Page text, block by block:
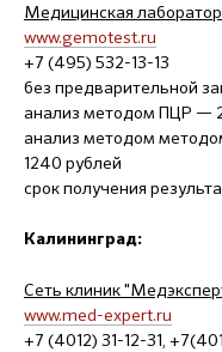
Медицинская
www.gemotest.ru
+7 (495) 532-13-13
без предварительной
анализ методом ПЦР —
анализ методом
1240 рублей
срок получения
Калининград:
Сеть клиник
www.med-expert.ru
+7 (4012) 31-12-31,